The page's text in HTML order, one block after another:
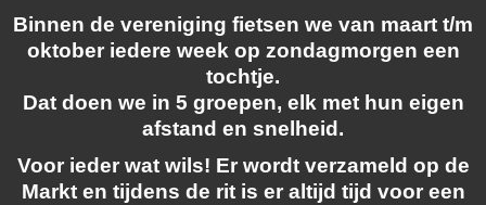
Binnen de vereniging fietsen we van maart t/m
oktober iedere week op zondagmorgen een
tochtje.
Dat doen we in 5 groepen, elk met hun eigen
afstand en snelheid.
Voor ieder wat wils! Er wordt verzameld op de
Markt en tijdens de rit is er altijd tijd voor een